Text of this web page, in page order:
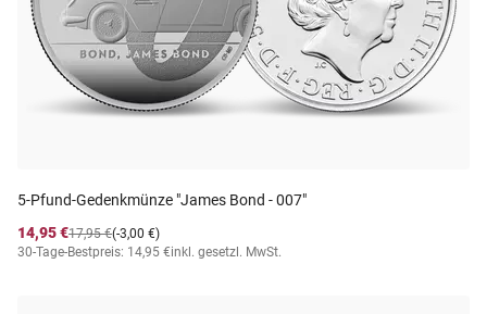
5-Pfund-Gedenkmünze "James Bond - 007"
14,95 €
(-3,00 €)
17,95 €
30-Tage-Bestpreis: 14,95 €inkl. gesetzl. MwSt.